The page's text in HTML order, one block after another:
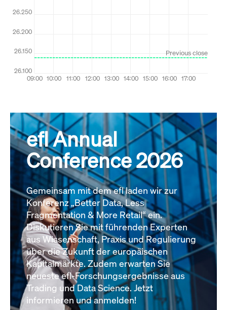
efl Annual
Conference 2026
Gemeinsam mit dem efl laden wir zur
Konferenz „Better Data, Less
Fragmentation & More Retail“ ein.
Diskutieren Sie mit führenden Experten
aus Wissenschaft, Praxis und Regulierung
über die Zukunft der europäischen
Kapitalmärkte. Zudem erwarten Sie
neueste efl-Forschungsergebnisse aus
Trading und Data Science. Jetzt
informieren und anmelden!